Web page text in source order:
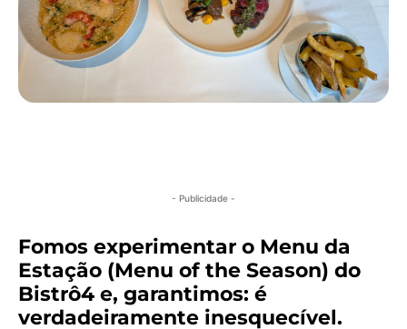
- Publicidade -
Fomos experimentar o Menu da
Estação (Menu of the Season) do
Bistrô4 e, garantimos: é
verdadeiramente inesquecível.